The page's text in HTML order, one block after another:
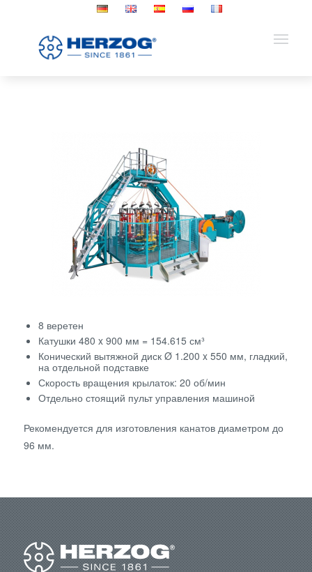
8 веретен
Катушки 480 x 900 мм = 154.615 см³
Конический вытяжной диск Ø 1.200 x 550 мм, гладкий,
на отдельной подставке
Скорость вращения крылаток: 20 об/мин
Отдельно стоящий пульт управления машиной
Рекомендуется для изготовления канатов диаметром до
96 мм.